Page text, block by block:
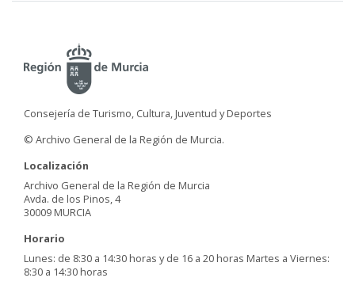
Consejería de Turismo, Cultura, Juventud y Deportes
© Archivo General de la Región de Murcia.
Localización
Archivo General de la Región de Murcia
Avda. de los Pinos, 4
30009 MURCIA
Horario
Lunes: de 8:30 a 14:30 horas y de 16 a 20 horas Martes a Viernes:
8:30 a 14:30 horas